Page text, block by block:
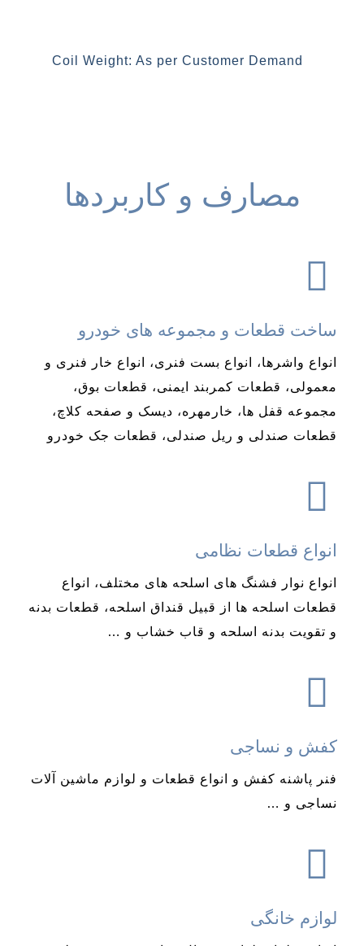
Coil Weight: As per Customer Demand
مصارف و کاربردها
ساخت قطعات و مجموعه های خودرو
انواع واشرها، انواع بست فنری، انواع خار فنری و
معمولی، قطعات کمربند ایمنی، قطعات بوق،
مجموعه قفل ها، خارمهره، دیسک و صفحه کلاچ،
قطعات صندلی و ریل صندلی، قطعات جک خودرو
انواع قطعات نظامی
انواع نوار فشنگ های اسلحه های مختلف، انواع
قطعات اسلحه ها از قبیل قنداق اسلحه، قطعات بدنه
و تقویت بدنه اسلحه و قاب خشاب و …
کفش و نساجی
فنر پاشنه کفش و انواع قطعات و لوازم ماشین آلات
نساجی و …
لوازم خانگی